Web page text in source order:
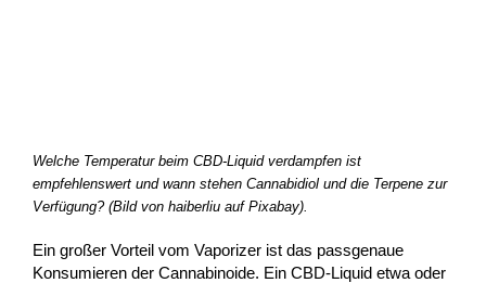
Welche Temperatur beim CBD-Liquid verdampfen ist
empfehlenswert und wann stehen Cannabidiol und die Terpene zur
Verfügung? (Bild von haiberliu auf Pixabay).
Ein großer Vorteil vom Vaporizer ist das passgenaue
Konsumieren der Cannabinoide. Ein CBD-Liquid etwa oder